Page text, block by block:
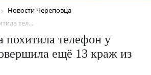
Новости Череповца
тел...
похитила телефон у
ещё 13 краж из